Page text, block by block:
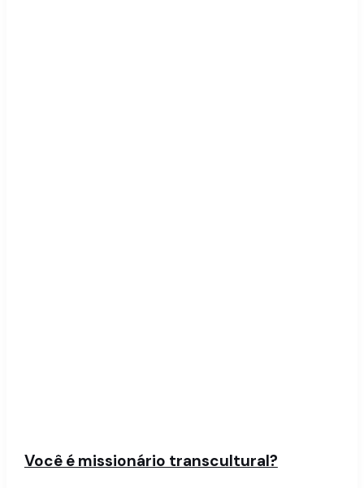
Você é missionário transcultural?